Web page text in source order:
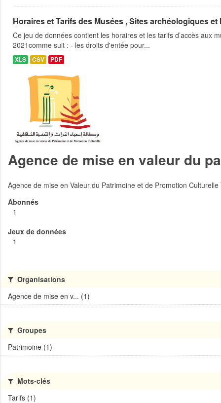
Horaires et Tarifs des Musées , Sites archéologiques
Ce jeu de données contient les horaires et les tarifs d’accès aux
2021comme suit : - les droits d'entée pour...
XLS CSV PDF
Agence de mise en valeur du
Agence de mise en Valeur du Patrimoine et de Promotion
Abonnés
1
Jeux de données
1
Organisations
Agence de mise en v... (1)
Groupes
Patrimoine (1)
Mots-clés
Tarifs (1)